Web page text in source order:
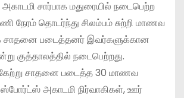
சார்பாக மதுரையில் நடைபெற்ற
நேரம் தொடர்ந்து சிலம்பம் சுற்றி மாணவ
சாதனை படைத்தனர் இவர்களுக்கான
குத்தாலத்தில் நடைபெற்றது.
சாதனை படைத்த 30 மாணவ
அகாடமி நிர்வாகிகள், ஊர்